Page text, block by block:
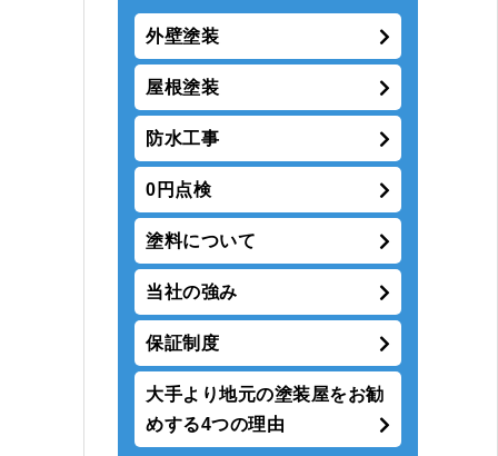
外壁塗装
屋根塗装
防水工事
0円点検
塗料について
当社の強み
保証制度
大手より地元の塗装屋をお勧
めする4つの理由